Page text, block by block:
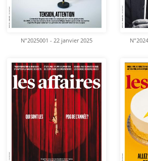
N°2025001 - 22 janvier 2025